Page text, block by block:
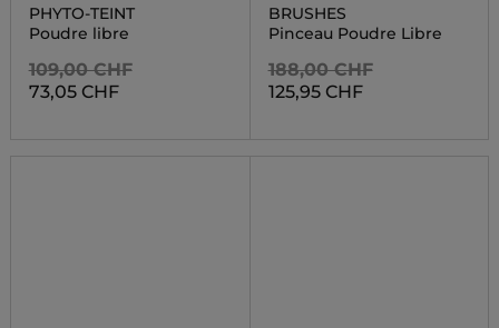
PHYTO-TEINT
Poudre libre
109,00 CHF
73,05 CHF
BRUSHES
Pinceau Poudre Libre
188,00 CHF
125,95 CHF